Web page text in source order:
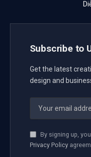
Subscribe to
Get the latest
design and
By signing up,
Privacy Policy